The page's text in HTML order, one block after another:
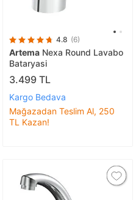
4.8 (6)
Artema Nexa Round Lavabo
Bataryasi
3.499 TL
Kargo Bedava
Mağazadan Teslim Al, 250
TL Kazan!